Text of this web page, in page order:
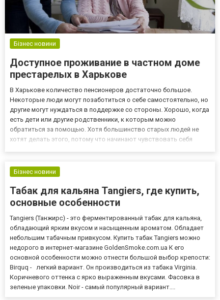
Бізнес новини
Доступное проживание в частном доме
престарелых в Харькове
В Харькове количество пенсионеров достаточно большое.
Некоторые люди могут позаботиться о себе самостоятельно, но
другие могут нуждаться в поддержке со стороны. Хорошо, когда
есть дети или другие родственники, к которым можно
обратиться за помощью. Хотя большинство старых людей не
хотят делать этого, потому что начинают чувствовать себя
на качественн...
Бізнес новини
Табак для кальяна Tangiers, где купить,
основные особенности
Tangiers (Танжирс) - это ферментированный табак для кальяна,
обладающий ярким вкусом и насыщенным ароматом. Обладает
небольшим табачным привкусом. Купить табак Tangiers можно
недорого в интернет-магазине GoldenSmoke.com.ua К его
основной особенности можно отнести большой выбор крепости:
Birquq - легкий вариант. Он производиться из табака Virginia.
Коричневого оттенка с ярко выраженным вкусами. Фасовка в
зеленые упаковки. Noir - самый популярный вариант....